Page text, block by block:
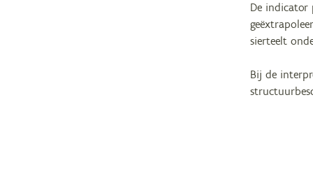
De indicator
sierteelt
Bij de